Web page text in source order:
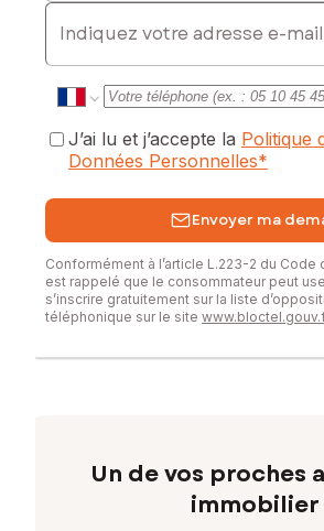
sous le numéro 850 585 142
E-mail
J’ai lu et j’accepte la Politique
Données Personnelles*
Envoyer ma
Conformément à l’article L.223-2 du Code
est rappelé que le consommateur peut
s’inscrire gratuitement sur la liste
téléphonique sur le site
Un de vos proches
immobilier